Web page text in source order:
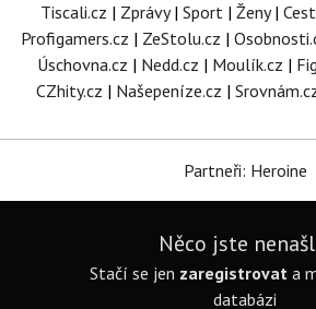
Tiscali.cz | Zprávy| Sport | Ženy|
Profigamers.cz | ZeStolu.cz |
Úschovna.cz | Nedd.cz | Moulík.cz |
CZhity.cz | Našepeníze.cz |
Partneři: Heroine
Něco jste
Stačí se jen zaregistrovat a
databázi